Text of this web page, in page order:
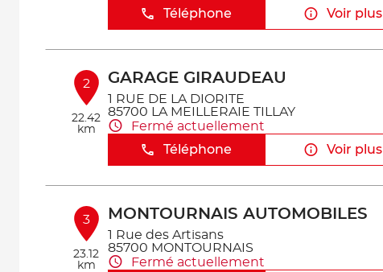
Téléphone
Voir plus
2
22.42
km
GARAGE GIRAUDEAU
1 RUE DE LA DIORITE
85700 LA MEILLERAIE TILLAY
Fermé actuellement
Téléphone
Voir plus
3
23.12
km
MONTOURNAIS AUTOMOBILES
1 Rue des Artisans
85700 MONTOURNAIS
Fermé actuellement